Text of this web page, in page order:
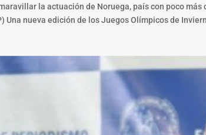
la actuación de Noruega, país con poco
Una nueva edición de los Juegos Olímpicos de